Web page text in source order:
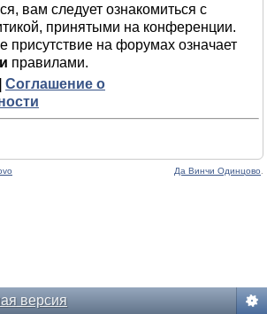
вам следует ознакомиться с
принятыми на конференции.
присутствие на форумах означает
правилами.
Соглашение о
Да Винчи Одинцово
версия